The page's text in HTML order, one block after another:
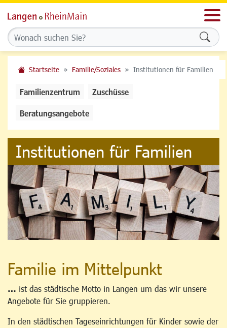
Startseite Familie/Soziales Institutionen für Familien
Familienzentrum Zuschüsse
Beratungsangebote
Institutionen für Familien
Familie im Mittelpunkt
… ist das städtische Motto in Langen um das wir unsere
Angebote für Sie gruppieren.
In den städtischen Tageseinrichtungen für Kinder sowie der